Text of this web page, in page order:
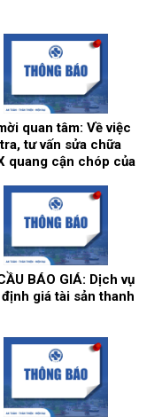
quan tâm: Về việc
tư vấn sửa chữa
quang cận chóp của
BÁO GIÁ: Dịch vụ
giá tài sản thanh